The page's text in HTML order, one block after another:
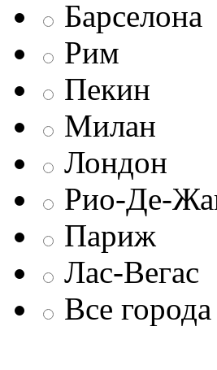
Барселона
Рим
Пекин
Милан
Лондон
Рио-Де-
Париж
Лас-Вегас
Все города